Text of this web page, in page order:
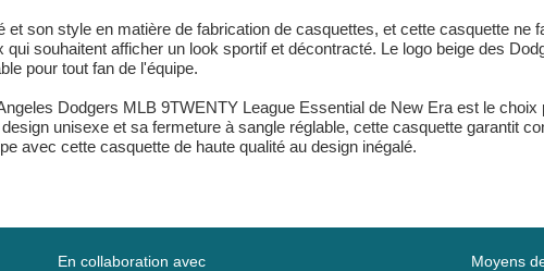
son style en matière de fabrication de casquettes, et cette casquette ne
souhaitent afficher un look sportif et décontracté. Le logo beige des
pour tout fan de l'équipe.
Dodgers MLB 9TWENTY League Essential de New Era est le
unisexe et sa fermeture à sangle réglable, cette casquette garantit
avec cette casquette de haute qualité au design inégalé.
En collaboration avec Moyens